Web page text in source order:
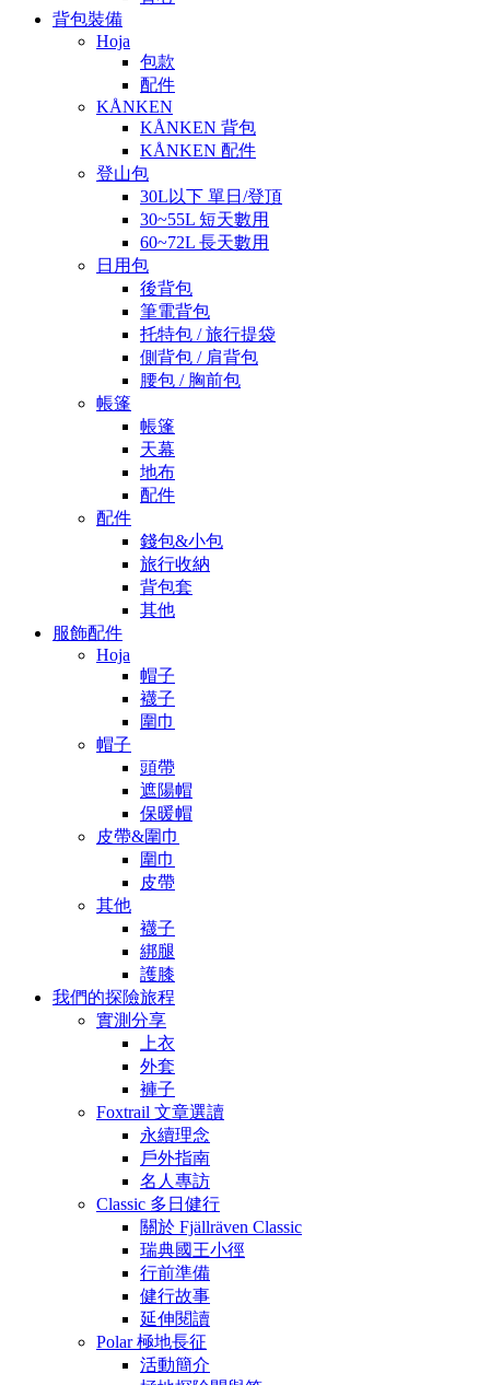
背包裝備
Hoja
包款
配件
KÅNKEN
KÅNKEN 背包
KÅNKEN 配件
登山包
30L以下 單日/登頂
30~55L 短天數用
60~72L 長天數用
日用包
後背包
筆電背包
托特包 / 旅行提袋
側背包 / 肩背包
腰包 / 胸前包
帳篷
帳篷
天幕
地布
配件
配件
錢包&小包
旅行收納
背包套
其他
服飾配件
Hoja
帽子
襪子
圍巾
帽子
頭帶
遮陽帽
保暖帽
皮帶&圍巾
圍巾
皮帶
其他
襪子
綁腿
護膝
我們的探險旅程
實測分享
上衣
外套
褲子
Foxtrail 文章選讀
永續理念
戶外指南
名人專訪
Classic 多日健行
關於 Fjällräven Classic
瑞典國王小徑
行前準備
健行故事
延伸閱讀
Polar 極地長征
活動簡介